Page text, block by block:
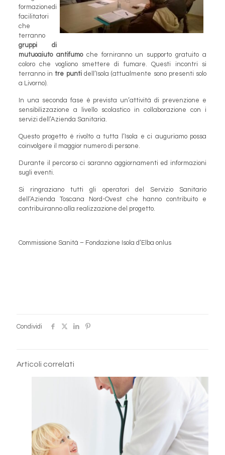
formazionedi
facilitatori
che
terranno
gruppi di
mutuoaiuto antifumo che forniranno un supporto gratuito a
coloro che vogliono smettere di fumare. Questi incontri si
terranno intre puntidell’Isola (attualmente sono presenti solo
a Livorno).
In una seconda fase è prevista un’attività di prevenzione e
sensibilizzazione a livello scolastico in collaborazione con i
servizi dell’Azienda Sanitaria.
Questo progetto è rivolto a tutta l’Isola e ci auguriamo possa
coinvolgere il maggior numero di persone.
Durante il percorso ci saranno aggiornamenti ed informazioni
sugli eventi.
Si ringraziano tutti gli operatori del Servizio Sanitario
dell’Azienda Toscana Nord-Ovest che hanno contribuito e
contribuiranno alla realizzazione del progetto.
Commissione Sanità – Fondazione Isola d’Elba onlus
Condividi
Articoli correlati